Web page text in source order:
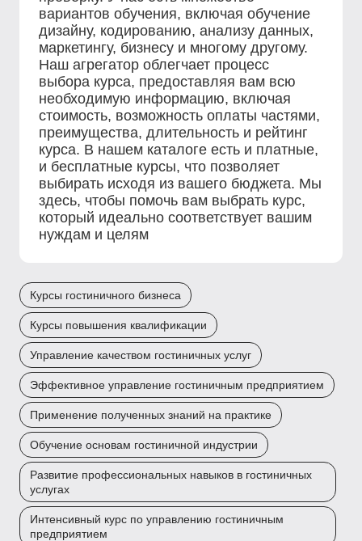
вариантов обучения, включая обучение
дизайну, кодированию, анализу данных,
маркетингу, бизнесу и многому другому.
Наш агрегатор облегчает процесс
выбора курса, предоставляя вам всю
необходимую информацию, включая
стоимость, возможность оплаты частями,
преимущества, длительность и рейтинг
курса. В нашем каталоге есть и платные,
и бесплатные курсы, что позволяет
выбирать исходя из вашего бюджета. Мы
здесь, чтобы помочь вам выбрать курс,
который идеально соответствует вашим
нуждам и целям
Курсы гостиничного бизнеса
Курсы повышения квалификации
Управление качеством гостиничных услуг
Эффективное управление гостиничным предприятием
Применение полученных знаний на практике
Обучение основам гостиничной индустрии
Развитие профессиональных навыков в гостиничных
услугах
Интенсивный курс по управлению гостиничным
предприятием